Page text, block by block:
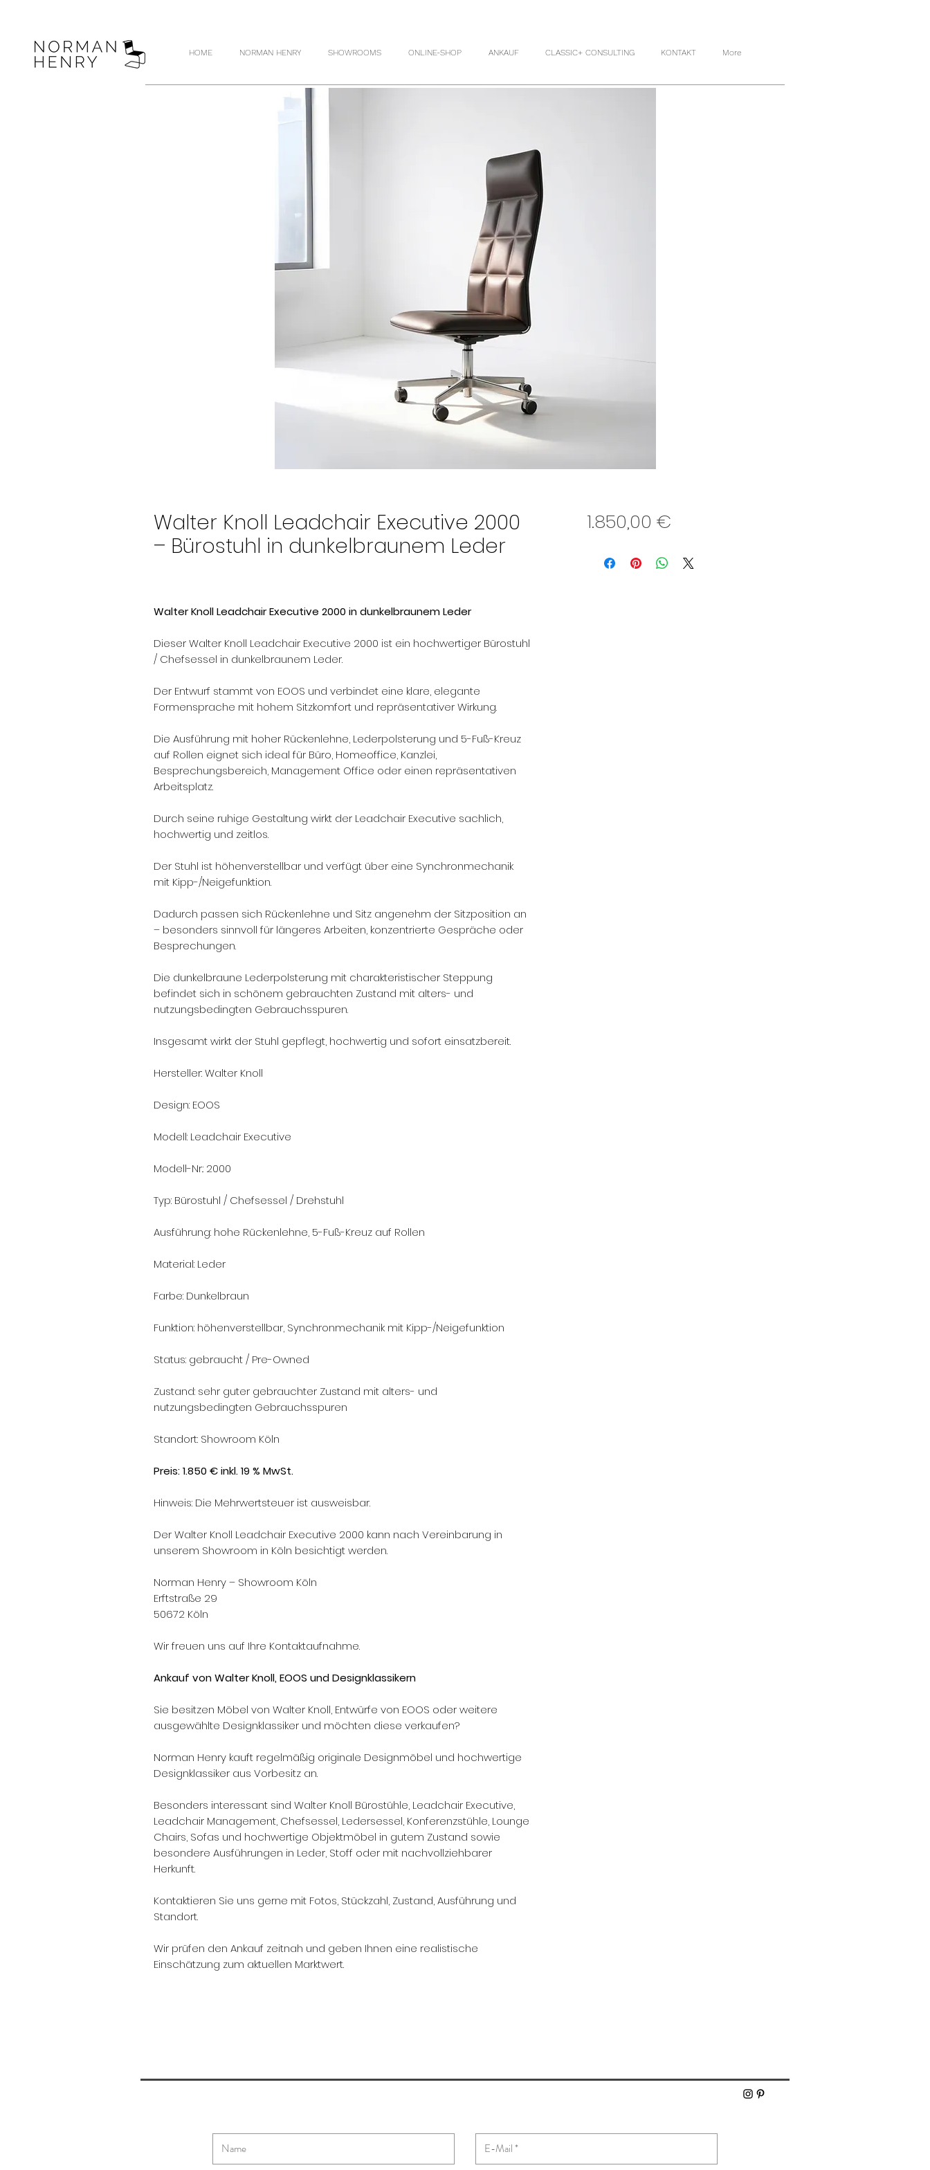
HOME NORMAN HENRY SHOWROOMS ONLINE-SHOP ANKAUF CLASSIC+ CONSULTING KONTAKT More
Walter Knoll Leadchair Executive 2000
– Bürostuhl in dunkelbraunem Leder
Walter Knoll Leadchair Executive 2000 in dunkelbraunem Leder
Dieser Walter Knoll Leadchair Executive 2000 ist ein hochwertiger Bürostuhl
/ Chefsessel in dunkelbraunem Leder.
Der Entwurf stammt von EOOS und verbindet eine klare, elegante
Formensprache mit hohem Sitzkomfort und repräsentativer Wirkung.
Die Ausführung mit hoher Rückenlehne, Lederpolsterung und 5-Fuß-Kreuz
auf Rollen eignet sich ideal für Büro, Homeoffice, Kanzlei,
Besprechungsbereich, Management Office oder einen repräsentativen
Arbeitsplatz.
Durch seine ruhige Gestaltung wirkt der Leadchair Executive sachlich,
hochwertig und zeitlos.
Der Stuhl ist höhenverstellbar und verfügt über eine Synchronmechanik
mit Kipp-/Neigefunktion.
Dadurch passen sich Rückenlehne und Sitz angenehm der Sitzposition an
– besonders sinnvoll für längeres Arbeiten, konzentrierte Gespräche oder
Besprechungen.
Die dunkelbraune Lederpolsterung mit charakteristischer Steppung
befindet sich in schönem gebrauchten Zustand mit alters- und
nutzungsbedingten Gebrauchsspuren.
Insgesamt wirkt der Stuhl gepflegt, hochwertig und sofort einsatzbereit.
Hersteller: Walter Knoll
Design: EOOS
Modell: Leadchair Executive
Modell-Nr.: 2000
Typ: Bürostuhl / Chefsessel / Drehstuhl
Ausführung: hohe Rückenlehne, 5-Fuß-Kreuz auf Rollen
Material: Leder
Farbe: Dunkelbraun
Funktion: höhenverstellbar, Synchronmechanik mit Kipp-/Neigefunktion
Status: gebraucht / Pre-Owned
Zustand: sehr guter gebrauchter Zustand mit alters- und
nutzungsbedingten Gebrauchsspuren
Standort: Showroom Köln
Preis: 1.850 € inkl. 19 % MwSt.
Hinweis: Die Mehrwertsteuer ist ausweisbar.
Der Walter Knoll Leadchair Executive 2000 kann nach Vereinbarung in
unserem Showroom in Köln besichtigt werden.
Norman Henry – Showroom Köln
Erftstraße 29
50672 Köln
Wir freuen uns auf Ihre Kontaktaufnahme.
Ankauf von Walter Knoll, EOOS und Designklassikern
Sie besitzen Möbel von Walter Knoll, Entwürfe von EOOS oder weitere
ausgewählte Designklassiker und möchten diese verkaufen?
Norman Henry kauft regelmäßig originale Designmöbel und hochwertige
Designklassiker aus Vorbesitz an.
Besonders interessant sind Walter Knoll Bürostühle, Leadchair Executive,
Leadchair Management, Chefsessel, Ledersessel, Konferenzstühle, Lounge
Chairs, Sofas und hochwertige Objektmöbel in gutem Zustand sowie
besondere Ausführungen in Leder, Stoff oder mit nachvollziehbarer
Herkunft.
Kontaktieren Sie uns gerne mit Fotos, Stückzahl, Zustand, Ausführung und
Standort.
Wir prüfen den Ankauf zeitnah und geben Ihnen eine realistische
Einschätzung zum aktuellen Marktwert.
1.850,00 €Preis